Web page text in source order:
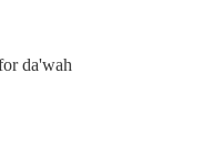
da'wah